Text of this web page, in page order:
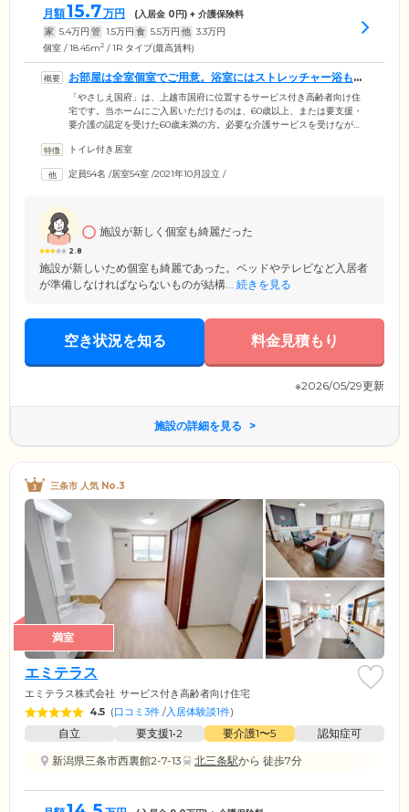
月額15.7万円 (入居金 0円) + 介護保険料
家 5.4万円 管 1.5万円 食 5.5万円 他 3.3万円
個室 / 18.45m2 / 1R タイプ(最高賃料)
お部屋は全室個室でご用意。浴室にはストレッチャー浴もご
ざいます
「やさしえ国府」は、上越市国府に位置するサービス付き高齢者向け住
宅です。当ホームにご入居いただけるのは、60歳以上、または要支援・
要介護の認定を受けた60歳未満の方。必要な介護サービスを受けなが
居室は、全54室の個室をご用意。プライバシーの保たれた空間で、おひ
バリアフリー設計。浴室にはストレッチャー浴を設置しており、寝たき
トイレ付き居室
定員54名 /居室54室 /2021年10月設立 /
2.8
施設が新しく個室も綺麗だった
施設が新しいため個室も綺麗であった。ベッドやテレビなど入居者
が準備しなければならないものが結構... 続きを見る
空き状況を知る 料金見積もり
※2026/05/29更新
施設の詳細を見る
三条市 人気 No.3
満室
エミテラス
エミテラス株式会社 サービス付き高齢者向け住宅
4.5 (口コミ3件 /入居体験談1件)
自立 要支援1•2 要介護1〜5
認知症可
新潟県三条市西裏館2-7-13
北三条駅から 徒歩7分